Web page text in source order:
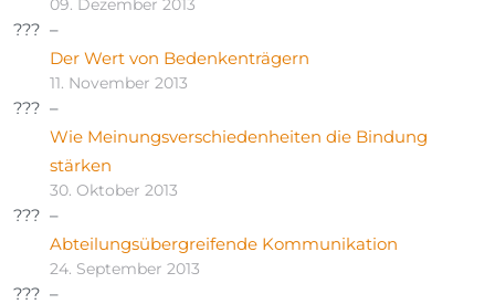
09. Dezember 2013
Der Wert von Bedenkenträgern
11. November 2013
Wie Meinungsverschiedenheiten die Bindung
stärken
30. Oktober 2013
Abteilungsübergreifende Kommunikation
24. September 2013